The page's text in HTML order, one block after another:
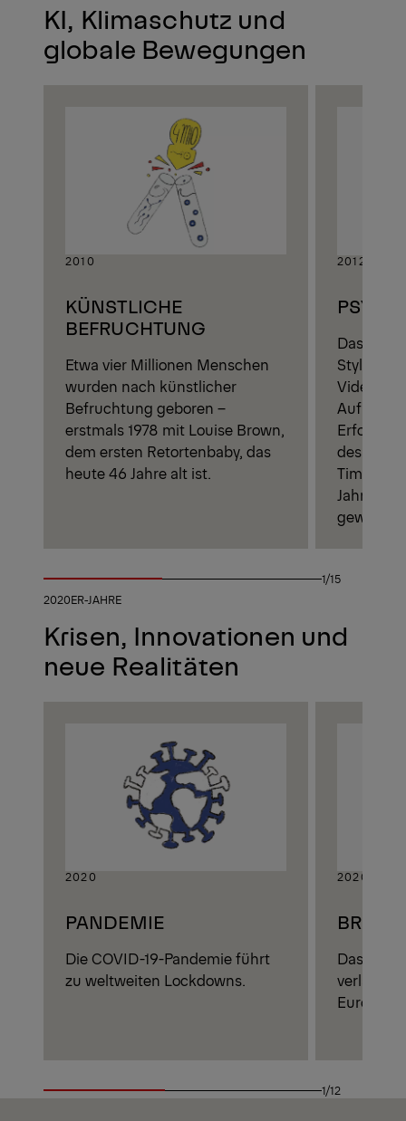
KI, Klimaschutz und
globale Bewegungen
2010
KÜNSTLICHE
BEFRUCHTUNG
Etwa vier Millionen Menschen
wurden nach künstlicher
Befruchtung geboren –
erstmals 1978 mit Louise Brown,
dem ersten Retortenbaby, das
heute 46 Jahre alt ist.
2012
PSY
Das
Style“
Video,
Aufrufe
Erfolg,
des
Tim
Jahr
gewesen
1/15
2020ER-JAHRE
Krisen, Innovationen und
neue Realitäten
2020
PANDEMIE
Die COVID-19-Pandemie führt
zu weltweiten Lockdowns.
2020
BREXIT
Das
verlässt
1/12